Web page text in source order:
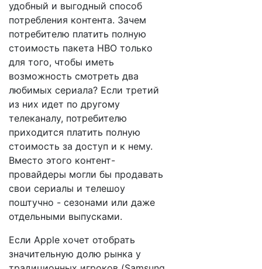
удобный и выгодный способ
потребления контента. Зачем
потребителю платить полную
стоимость пакета HBO только
для того, чтобы иметь
возможность смотреть два
любимых сериала? Если третий
из них идет по другому
телеканалу, потребителю
приходится платить полную
стоимость за доступ и к нему.
Вместо этого контент-
провайдеры могли бы продавать
свои сериалы и телешоу
поштучно - сезонами или даже
отдельными выпусками.
Если Apple хочет отобрать
значительную долю рынка у